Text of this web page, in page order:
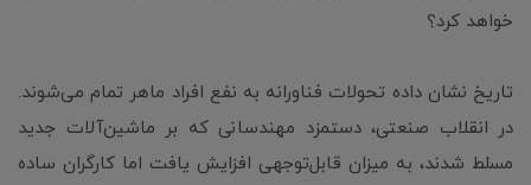
خواهد کرد؟
تاریخ نشان داده تحولات فناورانه به نفع افراد ماهر تمام می‌شوند.
در انقلاب صنعتی، دستمزد مهندسانی که بر ماشین‌آلات جدید
مسلط شدند، به میزان قابل‌توجهی افزایش یافت اما کارگران ساده